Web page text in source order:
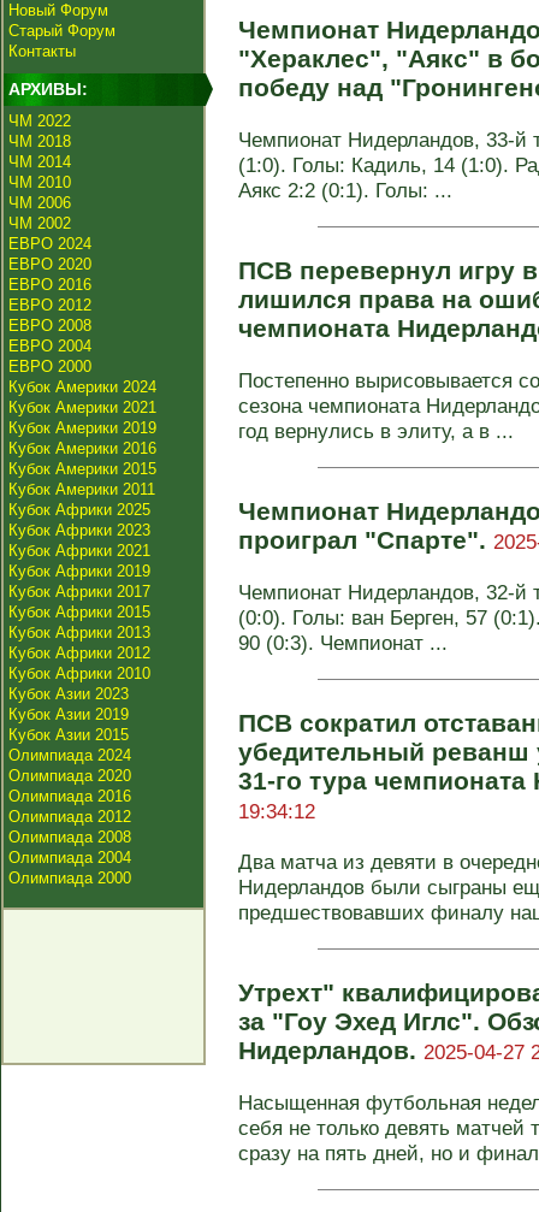
Новый Форум
Старый Форум
Контакты
АРХИВЫ:
ЧМ 2022
ЧМ 2018
ЧМ 2014
ЧМ 2010
ЧМ 2006
ЧМ 2002
ЕВРО 2024
ЕВРО 2020
ЕВРО 2016
ЕВРО 2012
ЕВРО 2008
ЕВРО 2004
ЕВРО 2000
Кубок Америки 2024
Кубок Америки 2021
Кубок Америки 2019
Кубок Америки 2016
Кубок Америки 2015
Кубок Америки 2011
Кубок Африки 2025
Кубок Африки 2023
Кубок Африки 2021
Кубок Африки 2019
Кубок Африки 2017
Кубок Африки 2015
Кубок Африки 2013
Кубок Африки 2012
Кубок Африки 2010
Кубок Азии 2023
Кубок Азии 2019
Кубок Азии 2015
Олимпиада 2024
Олимпиада 2020
Олимпиада 2016
Олимпиада 2012
Олимпиада 2008
Олимпиада 2004
Олимпиада 2000
Чемпионат
"Хераклес", "Аякс" в
победу над
Чемпионат Нидерландов, 33-
(1:0). Голы: Кадиль, 14 (1:0).
Аякс 2:2 (0:1). Голы: ...
ПСВ перевернул игру
лишился права на
чемпионата
Постепенно вырисовывается
сезона чемпионата
год вернулись в элиту, а в ...
Чемпионат
проиграл "Спарте".
Чемпионат Нидерландов, 32-
(0:0). Голы: ван Берген, 57
90 (0:3). Чемпионат ...
ПСВ сократил
убедительный реванш
31-го тура
19:34:12
Два матча из девяти в
Нидерландов были сыграны
предшествовавших финалу
Утрехт"
за "Гоу Эхед Иглс".
Нидерландов. 2025-04-27
Насыщенная футбольная
себя не только девять матчей
сразу на пять дней, но и